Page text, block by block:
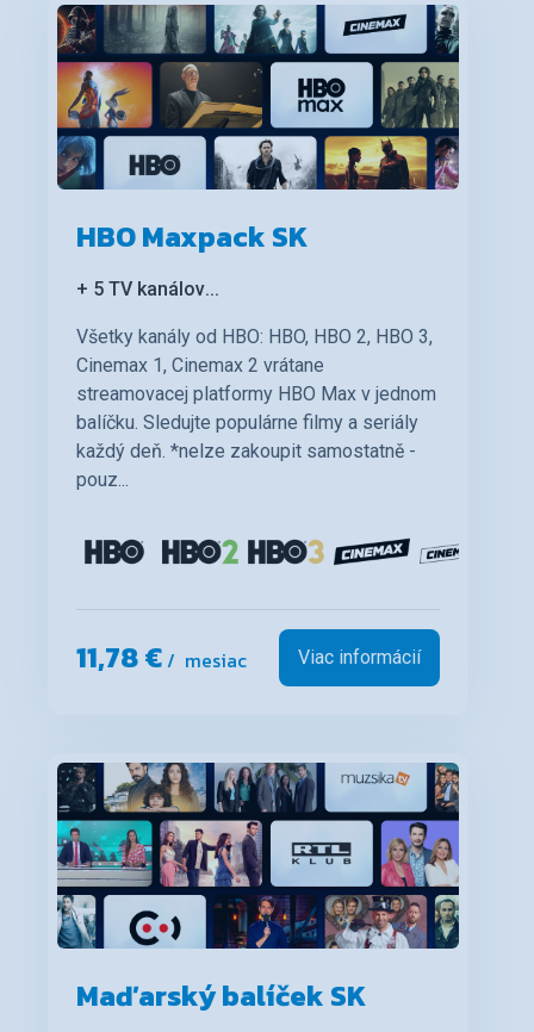
HBO Maxpack SK
+ 5 TV kanálov...
Všetky kanály od HBO: HBO, HBO 2, HBO 3,
Cinemax 1, Cinemax 2 vrátane
streamovacej platformy HBO Max v jednom
balíčku. Sledujte populárne filmy a seriály
každý deň. *nelze zakoupit samostatně -
pouz...
11,78 €/ mesiac Viac informácií
Maďarský balíček SK